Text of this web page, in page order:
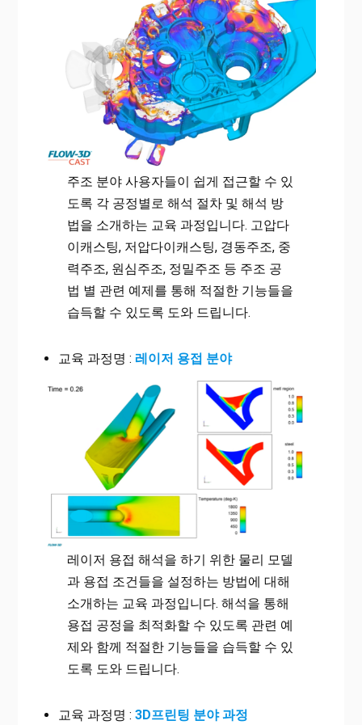
주조 분야 사용자들이 쉽게 접근할 수 있
도록 각 공정별로 해석 절차 및 해석 방
법을 소개하는 교육 과정입니다. 고압다
이캐스팅, 저압다이캐스팅, 경동주조, 중
력주조, 원심주조, 정밀주조 등 주조 공
법 별 관련 예제를 통해 적절한 기능들을
습득할 수 있도록 도와 드립니다.
교육 과정명 : 레이저 용접 분야
레이저 용접 해석을 하기 위한 물리 모델
과 용접 조건들을 설정하는 방법에 대해
소개하는 교육 과정입니다. 해석을 통해
용접 공정을 최적화할 수 있도록 관련 예
제와 함께 적절한 기능들을 습득할 수 있
도록 도와 드립니다.
교육 과정명 : 3D프린팅 분야 과정